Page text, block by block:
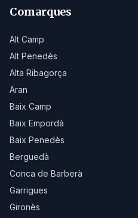
Comarques
Alt Camp
Alt Penedès
Alta Ribagorça
Aran
Baix Camp
Baix Empordà
Baix Penedès
Berguedà
Conca de Barberà
Garrigues
Gironès